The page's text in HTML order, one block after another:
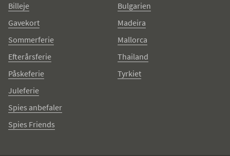
Billeje
Gavekort
Sommerferie
Efterårsferie
Påskeferie
Juleferie
Spies anbefaler
Spies Friends
Bulgarien
Madeira
Mallorca
Thailand
Tyrkiet